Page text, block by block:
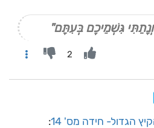
גִּשְׁמֵיכֶם בְּעִתָּם"
2
הגדול- חידה מס' 14 :